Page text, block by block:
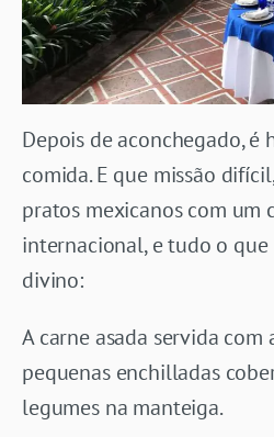
Depois de aconchegado, é
comida. E que missão
pratos mexicanos com um
internacional, e tudo o que
divino:
A carne asada servida com
pequenas enchilladas
legumes na manteiga.